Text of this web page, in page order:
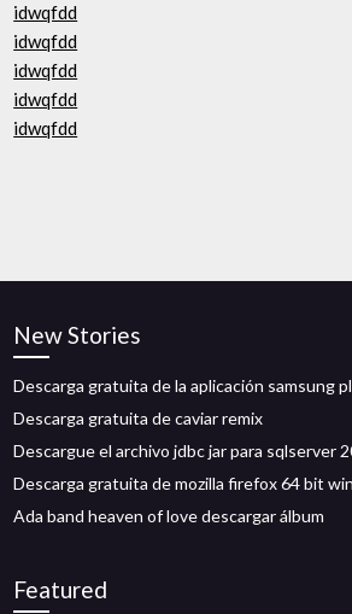
idwqfdd
idwqfdd
idwqfdd
idwqfdd
idwqfdd
New Stories
Descarga gratuita de la aplicación samsung
Descarga gratuita de caviar remix
Descargue el archivo jdbc jar para sqlserver
Descarga gratuita de mozilla firefox 64 bit
Ada band heaven of love descargar álbum
Featured